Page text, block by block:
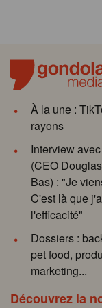
À la une :
rayons
Interview
(CEO
Bas) : "Je
C'est là que
l'efficacité"
Dossiers :
pet food,
marketing...
Découvrez la